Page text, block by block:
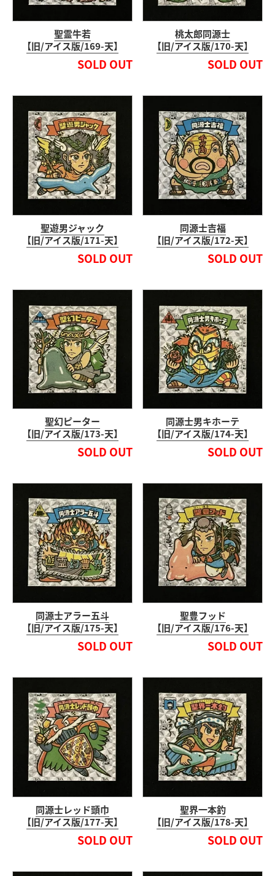
聖霊牛若
【旧/アイス版/169-天】
SOLD OUT
桃太郎同源士
【旧/アイス版/170-天】
SOLD OUT
聖遊男ジャック
【旧/アイス版/171-天】
SOLD OUT
同源士吉福
【旧/アイス版/172-天】
SOLD OUT
聖幻ピーター
【旧/アイス版/173-天】
SOLD OUT
同源士男キホーテ
【旧/アイス版/174-天】
SOLD OUT
同源士アラー五斗
【旧/アイス版/175-天】
SOLD OUT
聖豊フッド
【旧/アイス版/176-天】
SOLD OUT
同源士レッド頭巾
【旧/アイス版/177-天】
SOLD OUT
聖界一本釣
【旧/アイス版/178-天】
SOLD OUT